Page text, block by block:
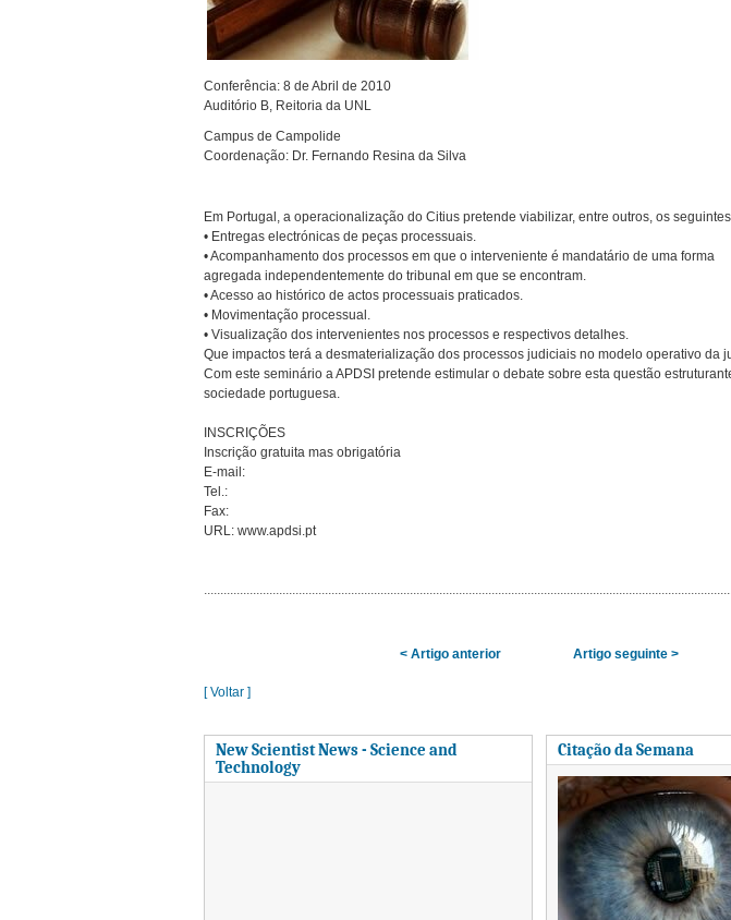
Conferência: 8 de Abril de 2010
Auditório B, Reitoria da UNL
Campus de Campolide
Coordenação: Dr. Fernando Resina da Silva
Em Portugal, a operacionalização do Citius pretende viabilizar, entre outros, os
• Entregas electrónicas de peças processuais.
• Acompanhamento dos processos em que o interveniente é mandatário de uma forma
agregada independentemente do tribunal em que se encontram.
• Acesso ao histórico de actos processuais praticados.
• Movimentação processual.
• Visualização dos intervenientes nos processos e respectivos detalhes.
Que impactos terá a desmaterialização dos processos judiciais no modelo operativo da
Com este seminário a APDSI pretende estimular o debate sobre esta questão
sociedade portuguesa.
INSCRIÇÕES
Inscrição gratuita mas obrigatória
E-mail:
Tel.:
Fax:
URL: www.apdsi.pt
< Artigo anterior Artigo seguinte >
[ Voltar ]
New Scientist News - Science and
Technology
Citação da Semana